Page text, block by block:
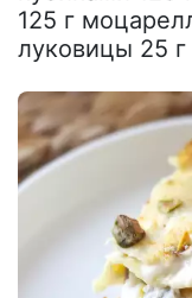
125 г
луковицы 25 г